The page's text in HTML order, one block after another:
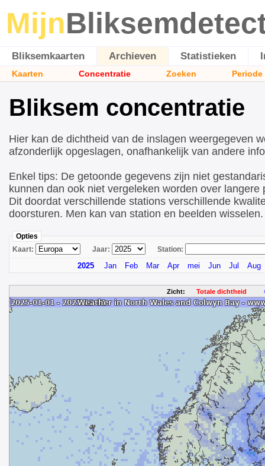
Mijn
Bliksemkaarten Archieven Statistieken
Kaarten Concentratie Zoeken Periode
Bliksem concentratie
Hier kan de dichtheid van de inslagen weergegeven
afzonderlijk opgeslagen, onafhankelijk van andere
Enkel tips: De getoonde gegevens zijn niet
kunnen dan ook niet vergeleken worden over langere
Dit doordat verschillende stations verschillende
doorsturen. Men kan van station en beelden wisselen.
Opties
Kaart:
Jaar: Station:
2025 Jan Feb Mar Apr mei Jun Jul Aug
Zicht: Totale dichtheid